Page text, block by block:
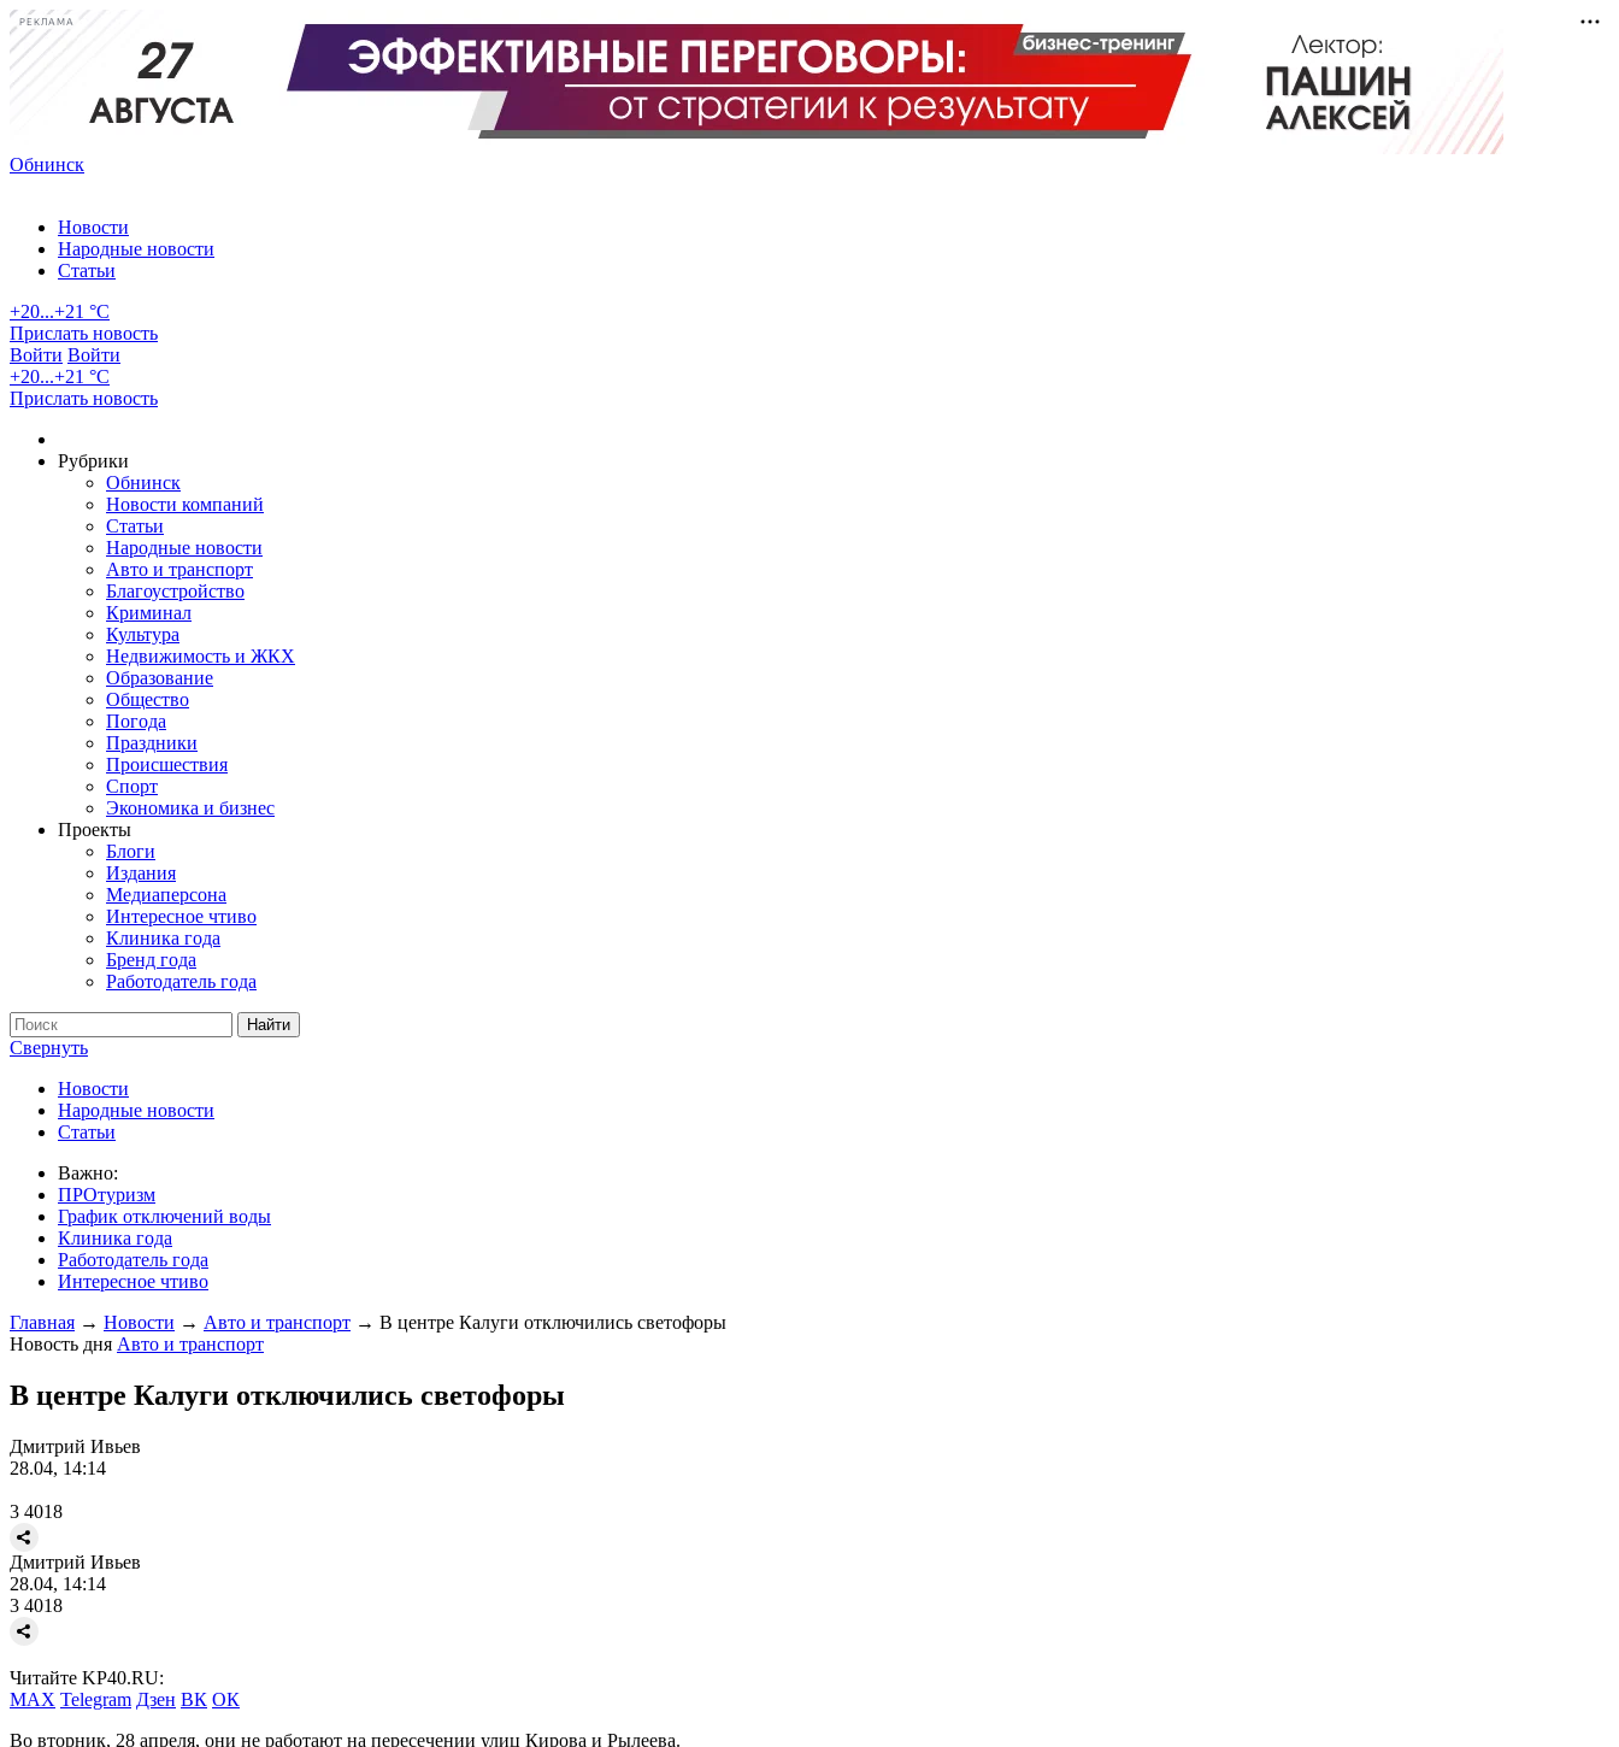
РЕКЛАМА
Обнинск
Новости
Народные новости
Статьи
+20...+21 °С
Прислать новость
Войти Войти
+20...+21 °С
Прислать новость
Рубрики
Обнинск
Новости компаний
Статьи
Народные новости
Авто и транспорт
Благоустройство
Криминал
Культура
Недвижимость и ЖКХ
Образование
Общество
Погода
Праздники
Происшествия
Спорт
Экономика и бизнес
Проекты
Блоги
Издания
Медиаперсона
Интересное чтиво
Клиника года
Бренд года
Работодатель года
Свернуть
Новости
Народные новости
Статьи
Важно:
ПРОтуризм
График отключений воды
Клиника года
Работодатель года
Интересное чтиво
Главная → Новости → Авто и транспорт → В центре Калуги отключились светофоры
Новость дня Авто и транспорт
В центре Калуги отключились светофоры
Дмитрий Ивьев
28.04, 14:14
3 4018
Дмитрий Ивьев
28.04, 14:14
3 4018
Читайте KP40.RU:
MAX Telegram Дзен ВК ОК
Во вторник, 28 апреля, они не работают на пересечении улиц Кирова и Рылеева.